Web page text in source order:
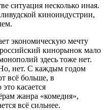
ситуация несколько иная.
киноиндустрии,
экономическую мечту
кинорынок мало
здесь тоже нет.
нет. С каждым годом
всё больше, в
касается
жанра «комедия»,
всё сильнее.